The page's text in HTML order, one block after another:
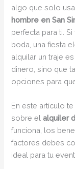
algo que solo
hombre en San
perfecta para ti.
boda, una fiesta
alquilar un traje
dinero, sino que
opciones para
En este artículo
sobre elalquiler
funciona, los
factores debes
ideal para tu